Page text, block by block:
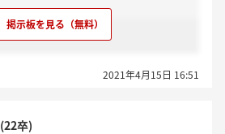
2021年4月15日 16:51
(22卒)